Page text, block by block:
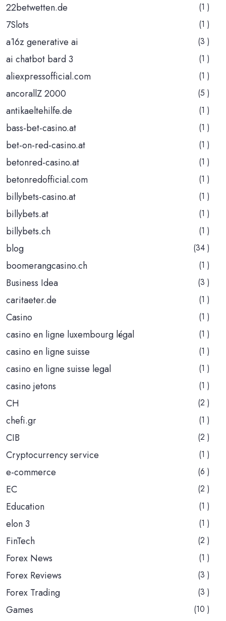
22betwetten.de (1 )
7Slots (1 )
a16z generative ai (3 )
ai chatbot bard 3 (1 )
aliexpressofficial.com (1 )
ancorallZ 2000 (5 )
antikaeltehilfe.de (1 )
bass-bet-casino.at (1 )
bet-on-red-casino.at (1 )
betonred-casino.at (1 )
betonredofficial.com (1 )
billybets-casino.at (1 )
billybets.at (1 )
billybets.ch (1 )
blog (34 )
boomerangcasino.ch (1 )
Business Idea (3 )
caritaeter.de (1 )
Casino (1 )
casino en ligne luxembourg légal (1 )
casino en ligne suisse (1 )
casino en ligne suisse legal (1 )
casino jetons (1 )
CH (2 )
chefi.gr (1 )
CIB (2 )
Cryptocurrency service (1 )
e-commerce (6 )
EC (2 )
Education (1 )
elon 3 (1 )
FinTech (2 )
Forex News (1 )
Forex Reviews (3 )
Forex Trading (3 )
Games (10 )